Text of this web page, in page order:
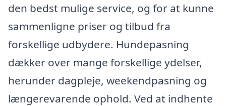
den bedst mulige service, og for at kunne
sammenligne priser og tilbud fra
forskellige udbydere. Hundepasning
dækker over mange forskellige ydelser,
herunder dagpleje, weekendpasning og
længerevarende ophold. Ved at indhente